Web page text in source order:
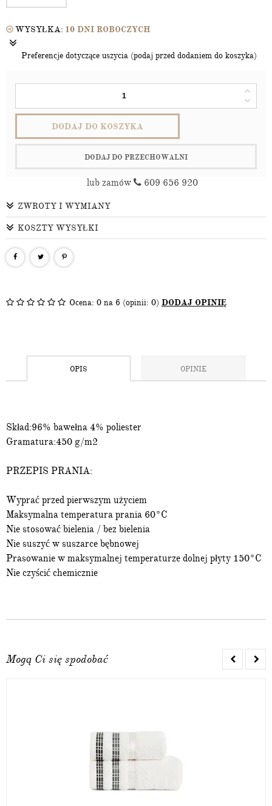
WYSYŁKA: 10 DNI ROBOCZYCH
Preferencje dotyczące uszycia (podaj przed dodaniem do koszyka)
DODAJ DO KOSZYKA
DODAJ DO PRZECHOWALNI
lub zamów 609 656 920
ZWROTY I WYMIANY
KOSZTY WYSYŁKI
Ocena: 0 na 6 (opinii: 0) DODAJ OPINIĘ
OPIS OPINIE
Skład:96% bawełna 4% poliester
Gramatura:450 g/m2
PRZEPIS PRANIA:
Wyprać przed pierwszym użyciem
Maksymalna temperatura prania 60°C
Nie stosować bielenia / bez bielenia
Nie suszyć w suszarce bębnowej
Prasowanie w maksymalnej temperaturze dolnej płyty 150°C
Nie czyścić chemicznie
Mogą Ci się spodobać